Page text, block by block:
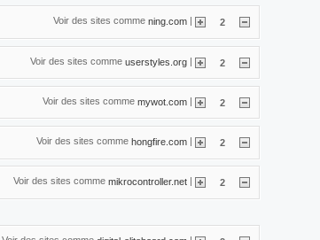
Voir des sites comme ning.com 2
Voir des sites comme userstyles.org | 2
Voir des sites comme mywot.com | 2
Voir des sites comme hongfire.com | 2
Voir des sites comme mikrocontroller.net 2